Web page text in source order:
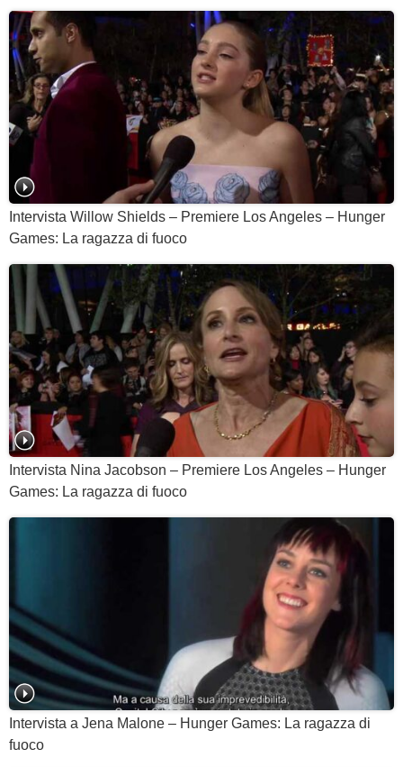
Intervista Willow Shields – Premiere Los Angeles – Hunger
Games: La ragazza di fuoco
Intervista Nina Jacobson – Premiere Los Angeles – Hunger
Games: La ragazza di fuoco
Intervista a Jena Malone – Hunger Games: La ragazza di
fuoco